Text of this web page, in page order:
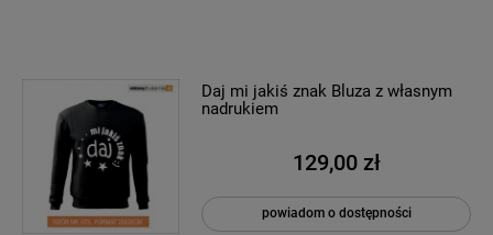
Daj mi jakiś znak Bluza z własnym
nadrukiem
129,00 zł
powiadom o dostępności